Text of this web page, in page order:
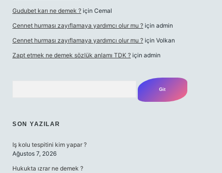
Gudubet karı ne demek ? için Cemal
Cennet hurması zayıflamaya yardımcı olur mu ? için admin
Cennet hurması zayıflamaya yardımcı olur mu ? için Volkan
Zapt etmek ne demek sözlük anlamı TDK ? için admin
SON YAZILAR
Iş kolu tespitini kim yapar ?
Ağustos 7, 2026
Hukukta ızrar ne demek ?